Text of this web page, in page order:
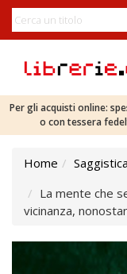
Per gli acquisti online:
o con tessera
Home Saggistica
La mente che
vicinanza,